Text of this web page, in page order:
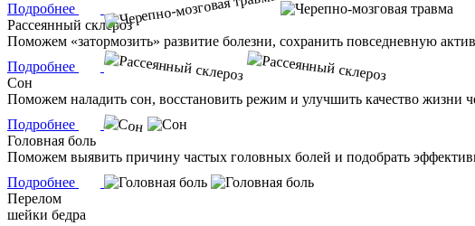
Подробнее
Рассеянный склероз
Поможем «затормозить» развитие болезни, сохранить повседневную
Подробнее
Сон
Поможем наладить сон, восстановить режим и улучшить качество жизни
Подробнее
Головная боль
Поможем выявить причину частых головных болей и подобрать
Подробнее
Перелом
шейки бедра